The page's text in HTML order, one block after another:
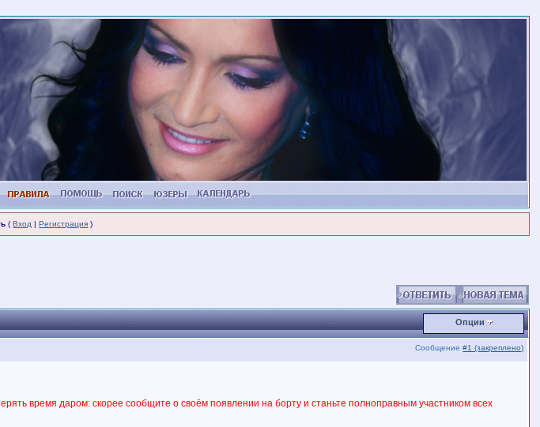
(Вход |Регистрация )
Опции
Сообщение#1 (закреплено)
время даром: скорее сообщите о своём появлении на борту и станьте полноправным участником всех